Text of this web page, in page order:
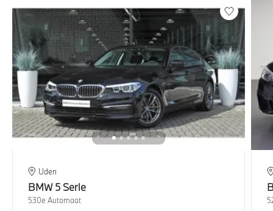
Uden
BMW 5 Serie
530e Automaat